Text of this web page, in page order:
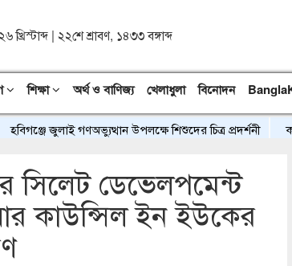
| ২২শে শ্রাবণ, ১৪৩৩ বঙ্গাব্দ
শিক্ষা অর্থ ও বাণিজ্য খেলাধুলা বিনোদন
জুলাই গণঅভ্যুত্থান উপলক্ষে শিশুদের চিত্র প্রদর্শনী কবিতা
সিলেট ডেভেলপমেন্ট
কাউন্সিল ইন ইউকের